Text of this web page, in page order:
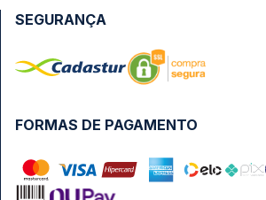
FORMAS DE PAGAMENTO
SEGURANÇA